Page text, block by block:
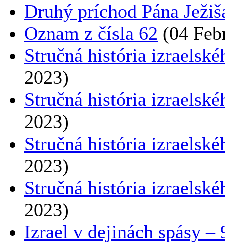
Druhý príchod Pána
Oznam z čísla 62 (04
Stručná história
2023)
Stručná história
2023)
Stručná história
2023)
Stručná história
2023)
Izrael v dejinách spásy –